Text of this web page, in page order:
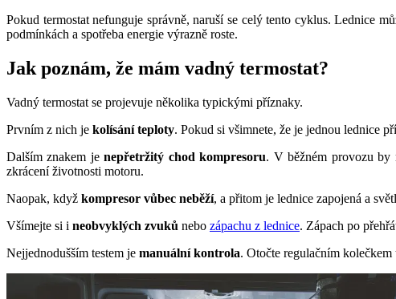
Pokud termostat nefunguje správně, naruší se celý tento cyklus. Lednice
podmínkách a spotřeba energie výrazně roste.
Jak poznám, že mám vadný termostat?
Vadný termostat se projevuje několika typickými příznaky.
Prvním z nich je kolísání teploty. Pokud si všimnete, že je jednou lednice
Dalším znakem jenepřetržitý chod kompresoru. V běžném provozu by
zkrácení životnosti motoru.
Naopak, když kompresor vůbec neběží, a přitom je lednice zapojená a
Všímejte si i neobvyklých zvuků nebo zápachu z lednice. Zápach po
Nejjednodušším testem je manuální kontrola. Otočte regulačním